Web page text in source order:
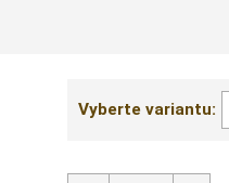
Vyberte variantu: